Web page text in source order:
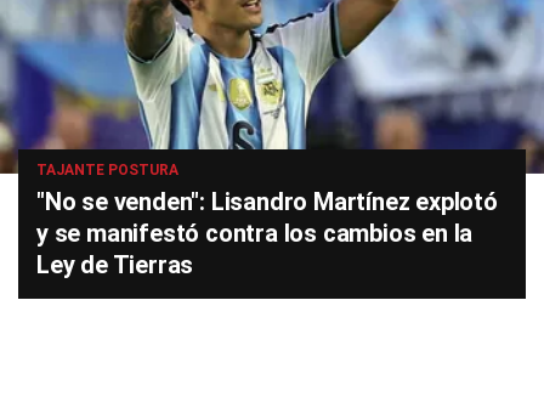
TAJANTE POSTURA
"No se venden": Lisandro Martínez explotó
y se manifestó contra los cambios en la
Ley de Tierras